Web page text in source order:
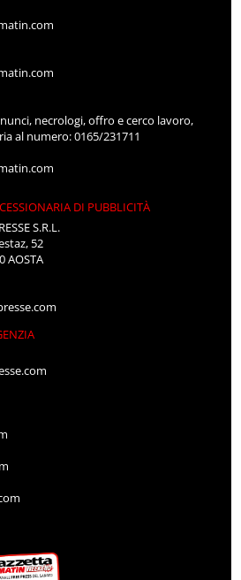
necrologi, offro e cerco lavoro,
al numero: 0165/231711
DI PUBBLICITÀ
S.R.L.
52
AOSTA